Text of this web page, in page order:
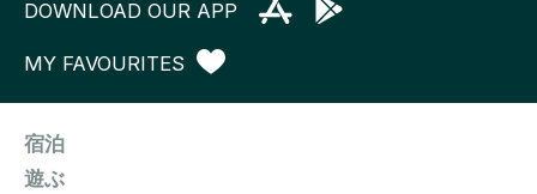
DOWNLOAD OUR APP
MY FAVOURITES
宿泊
遊ぶ